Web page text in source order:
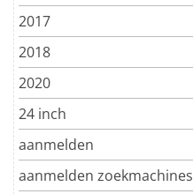
2017
2018
2020
24 inch
aanmelden
aanmelden zoekmachines